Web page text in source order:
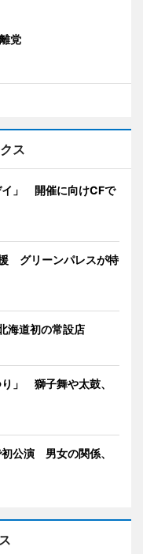
党
ス
イ」 開催に向けCFで
グリーンパレスが特
海道初の常設店
」 獅子舞や太鼓、
公演 男女の関係、